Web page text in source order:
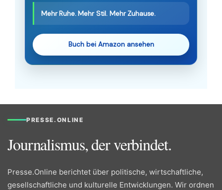
Mehr Ruhe. Mehr Stil. Mehr Zuhause.
Buch bei Amazon ansehen
PRESSE.ONLINE
Journalismus, der verbindet.
Presse.Online berichtet über politische, wirtschaftliche,
gesellschaftliche und kulturelle Entwicklungen. Wir ordnen